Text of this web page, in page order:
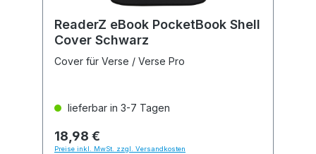
ReaderZ eBook PocketBook Shell
Cover Schwarz
Cover für Verse / Verse Pro
lieferbar in 3-7 Tagen
18,98 €
Preise inkl. MwSt. zzgl. Versandkosten